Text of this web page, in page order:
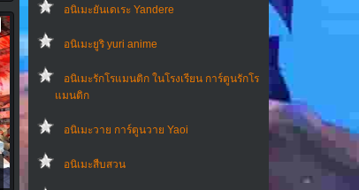
อนิเมะยันเดเระ Yandere
อนิเมะยูริ yuri anime
อนิเมะรักโรแมนติก ในโรงเรียน การ์ตูนรักโร
แมนติก
อนิเมะวาย การ์ตูนวาย Yaoi
อนิเมะสืบสวน